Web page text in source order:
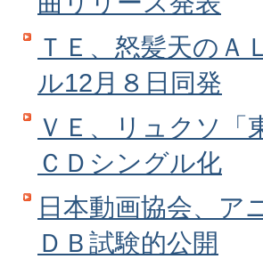
ＴＥ、怒髪天のＡ
ル12月８日同発
ＶＥ、リュクソ「
ＣＤシングル化
日本動画協会、ア
ＤＢ試験的公開